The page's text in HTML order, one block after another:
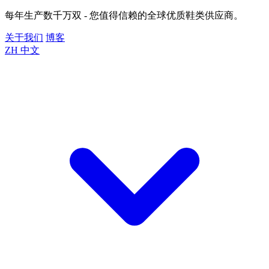
每年生产数千万双 - 您值得信赖的全球优质鞋类供应商。
关于我们 博客
ZH 中文